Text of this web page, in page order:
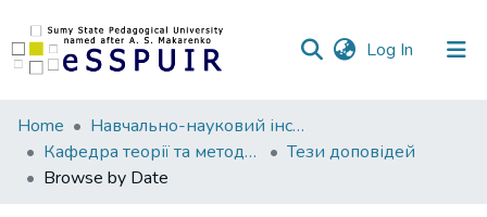
Log In (current)
Communities
&
Collections
Home
Навчально-науковий інститут фізичної культури
Кафедра теорії та методики фізичної культури
Тези доповідей
Browse by Date